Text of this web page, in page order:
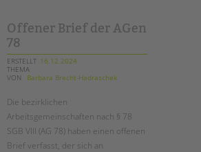
PROFIL | LEITBILD
Bereiche im Überblick
Kinder- und Jugendschutz
Unsere Videos
Gesellschafter VdK
schoolcoach BTL
tandem international
teamgeist
durch
Offener Brief der AGen
78
ERSTELLT 16.12.2024
THEMA
VON
Barbara Brecht-Hadraschek
Die bezirklichen
Arbeitsgemeinschaften nach § 78
SGB VIII (AG 78) haben einen offenen
Brief verfasst, der sich an